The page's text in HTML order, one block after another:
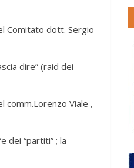
Comitato dott. Sergio
dire” (raid dei
comm.Lorenzo Viale ,
dei “partiti” ; la